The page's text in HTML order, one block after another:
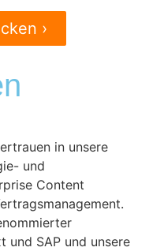
›
in unsere
und
Content
und SAP und unsere